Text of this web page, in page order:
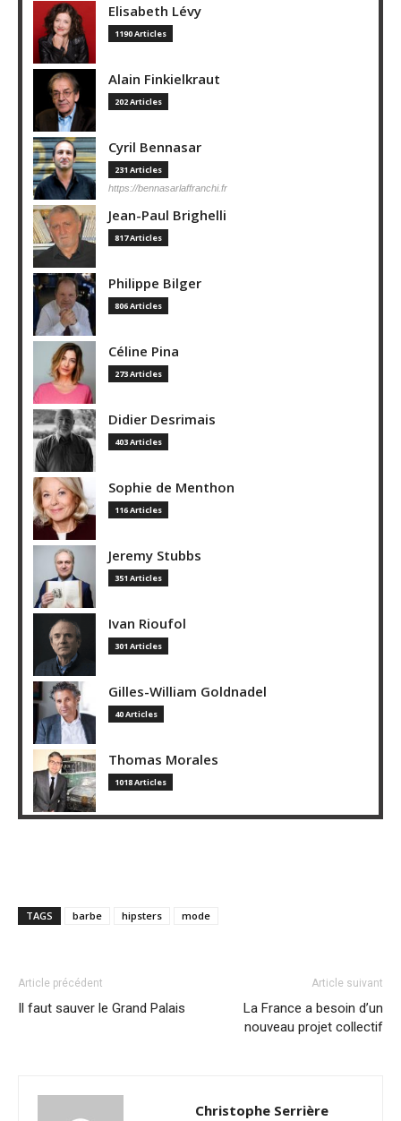
Elisabeth Lévy
1190 Articles
Alain Finkielkraut
202 Articles
Cyril Bennasar
231 Articles
https://bennasarlaffranchi.fr
Jean-Paul Brighelli
817 Articles
Philippe Bilger
806 Articles
Céline Pina
273 Articles
Didier Desrimais
403 Articles
Sophie de Menthon
116 Articles
Jeremy Stubbs
351 Articles
Ivan Rioufol
301 Articles
Gilles-William Goldnadel
40 Articles
Thomas Morales
1018 Articles
TAGS barbe hipsters mode
Article précédent
Il faut sauver le Grand Palais
Article suivant
La France a besoin d’un
nouveau projet collectif
Christophe Serrière